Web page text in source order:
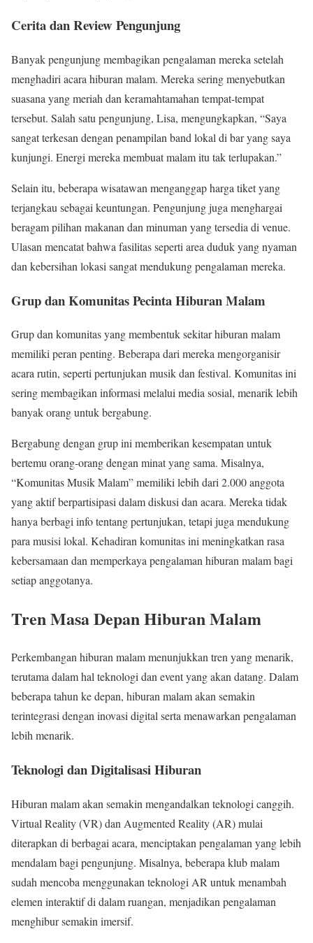
Cerita dan Review Pengunjung
Banyak pengunjung membagikan pengalaman mereka setelah
menghadiri acara hiburan malam. Mereka sering menyebutkan
suasana yang meriah dan keramahtamahan tempat-tempat
tersebut. Salah satu pengunjung, Lisa, mengungkapkan, “Saya
sangat terkesan dengan penampilan band lokal di bar yang saya
kunjungi. Energi mereka membuat malam itu tak terlupakan.”
Selain itu, beberapa wisatawan menganggap harga tiket yang
terjangkau sebagai keuntungan. Pengunjung juga menghargai
beragam pilihan makanan dan minuman yang tersedia di venue.
Ulasan mencatat bahwa fasilitas seperti area duduk yang nyaman
dan kebersihan lokasi sangat mendukung pengalaman mereka.
Grup dan Komunitas Pecinta Hiburan Malam
Grup dan komunitas yang membentuk sekitar hiburan malam
memiliki peran penting. Beberapa dari mereka mengorganisir
acara rutin, seperti pertunjukan musik dan festival. Komunitas ini
sering membagikan informasi melalui media sosial, menarik lebih
banyak orang untuk bergabung.
Bergabung dengan grup ini memberikan kesempatan untuk
bertemu orang-orang dengan minat yang sama. Misalnya,
“Komunitas Musik Malam” memiliki lebih dari 2.000 anggota
yang aktif berpartisipasi dalam diskusi dan acara. Mereka tidak
hanya berbagi info tentang pertunjukan, tetapi juga mendukung
para musisi lokal. Kehadiran komunitas ini meningkatkan rasa
kebersamaan dan memperkaya pengalaman hiburan malam bagi
setiap anggotanya.
Tren Masa Depan Hiburan Malam
Perkembangan hiburan malam menunjukkan tren yang menarik,
terutama dalam hal teknologi dan event yang akan datang. Dalam
beberapa tahun ke depan, hiburan malam akan semakin
terintegrasi dengan inovasi digital serta menawarkan pengalaman
lebih menarik.
Teknologi dan Digitalisasi Hiburan
Hiburan malam akan semakin mengandalkan teknologi canggih.
Virtual Reality (VR) dan Augmented Reality (AR) mulai
diterapkan di berbagai acara, menciptakan pengalaman yang lebih
mendalam bagi pengunjung. Misalnya, beberapa klub malam
sudah mencoba menggunakan teknologi AR untuk menambah
elemen interaktif di dalam ruangan, menjadikan pengalaman
menghibur semakin imersif.